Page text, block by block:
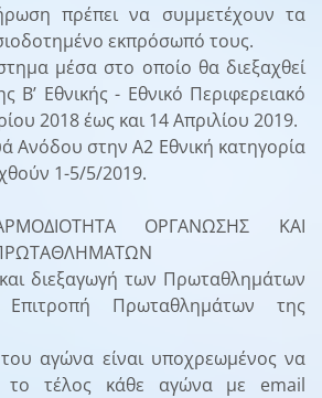
πρέπει να συμμετέχουν τα
εκπρόσωπό τους.
μέσα στο οποίο θα διεξαχθεί
Β’ Εθνικής - Εθνικό Περιφερειακό
2018 έως και 14 Απριλίου 2019.
Ανόδου στην Α2 Εθνική κατηγορία
1-5/5/2019.
ΟΡΓΑΝΩΣΗΣ ΚΑΙ
διεξαγωγή των Πρωταθλημάτων
Πρωταθλημάτων της
αγώνα είναι υποχρεωμένος να
το τέλος κάθε αγώνα με email